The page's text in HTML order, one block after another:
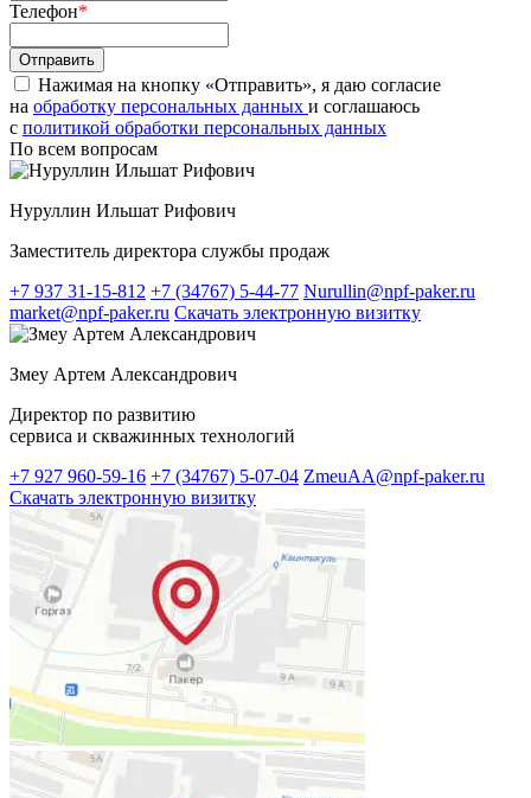
Телефон*
Нажимая на кнопку «Отправить», я даю согласие
на обработку персональных данных и соглашаюсь
c политикой обработки персональных данных
По всем вопросам
Нуруллин Ильшат Рифович
Заместитель директора службы продаж
+7 937 31-15-812 +7 (34767) 5-44-77 Nurullin@npf-paker.ru
market@npf-paker.ru Скачать электронную визитку
Змеу Артем Александрович
Директор по развитию
сервиса и скважинных технологий
+7 927 960-59-16 +7 (34767) 5-07-04 ZmeuAA@npf-paker.ru
Скачать электронную визитку